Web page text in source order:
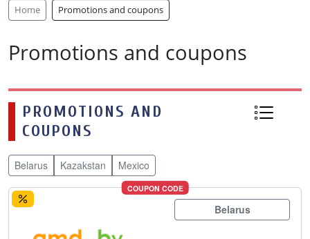
Home Promotions and coupons
Promotions and coupons
PROMOTIONS AND
COUPONS
Belarus Kazakstan Mexico
COUPON CODE
Belarus